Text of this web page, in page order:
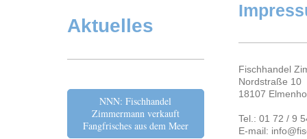
Fischhandel
Nordstraße 10
18107
Tel.: 01 72 / 9
E-mail:
Aktuelles
NNN: Fischhandel
Zimmermann verkauft
Fangfrisches aus dem Meer